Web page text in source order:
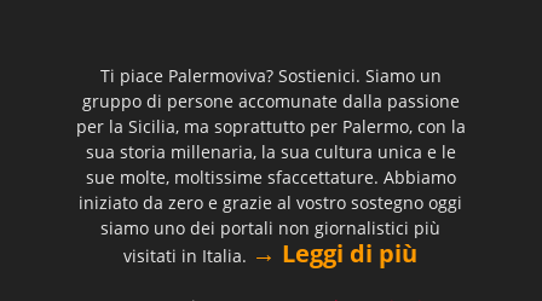
Ti piace Palermoviva? Sostienici. Siamo un
gruppo di persone accomunate dalla passione
per la Sicilia, ma soprattutto per Palermo, con la
sua storia millenaria, la sua cultura unica e le
sue molte, moltissime sfaccettature. Abbiamo
iniziato da zero e grazie al vostro sostegno oggi
siamo uno dei portali non giornalistici più
visitati in Italia. → Leggi di più